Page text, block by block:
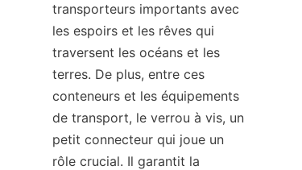
transporteurs importants avec
les espoirs et les rêves qui
traversent les océans et les
terres. De plus, entre ces
conteneurs et les équipements
de transport, le verrou à vis, un
petit connecteur qui joue un
rôle crucial. Il garantit la